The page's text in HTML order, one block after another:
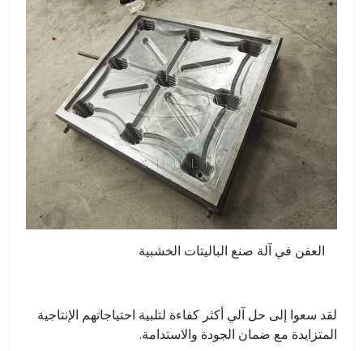
العفن في آلة صنع الباليتات الخشبية
لقد سعوا إلى حل آلي أكثر كفاءة لتلبية احتياجاتهم الإنتاجية
المتزايدة مع ضمان الجودة والاستدامة.